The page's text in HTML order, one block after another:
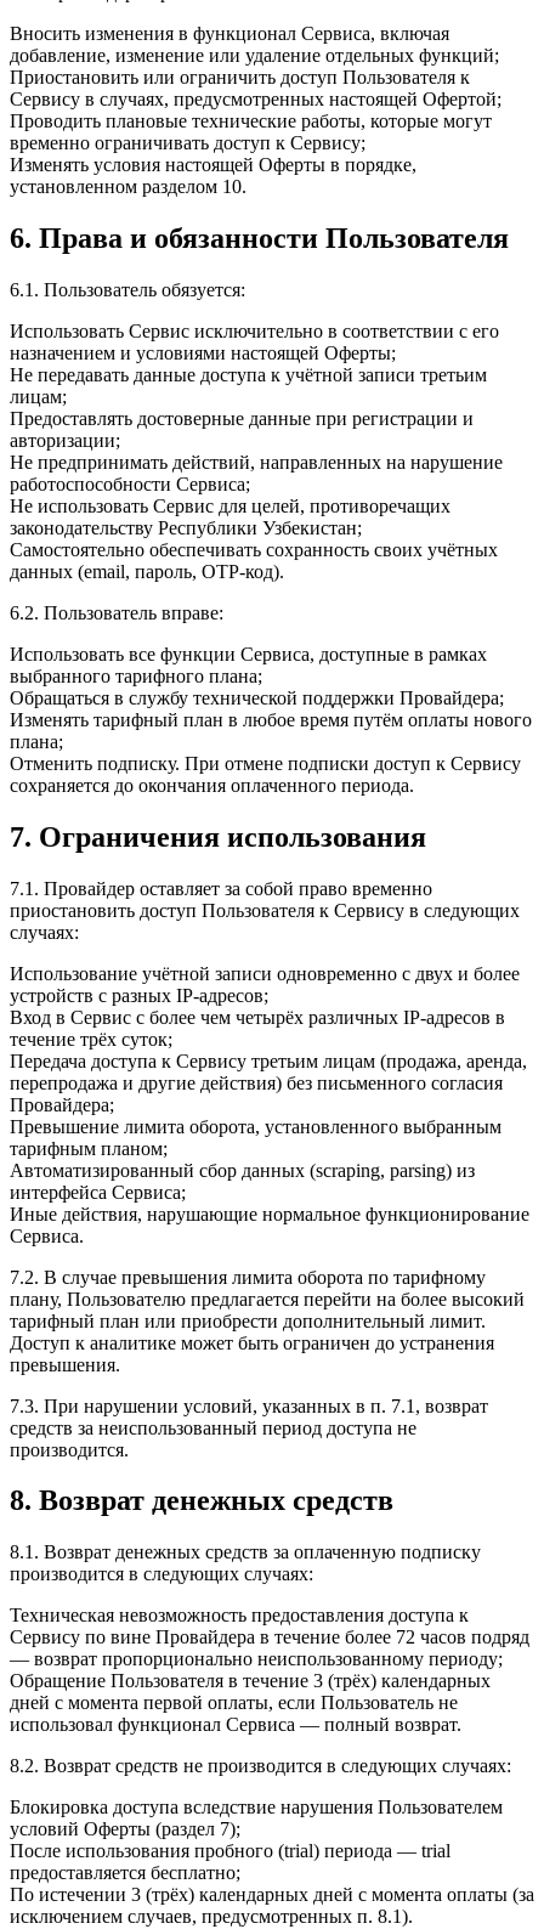
Вносить изменения в функционал Сервиса, включая
добавление, изменение или удаление отдельных функций;
Приостановить или ограничить доступ Пользователя к
Сервису в случаях, предусмотренных настоящей Офертой;
Проводить плановые технические работы, которые могут
временно ограничивать доступ к Сервису;
Изменять условия настоящей Оферты в порядке,
установленном разделом 10.
6. Права и обязанности Пользователя
6.1. Пользователь обязуется:
Использовать Сервис исключительно в соответствии с его
назначением и условиями настоящей Оферты;
Не передавать данные доступа к учётной записи третьим
лицам;
Предоставлять достоверные данные при регистрации и
авторизации;
Не предпринимать действий, направленных на нарушение
работоспособности Сервиса;
Не использовать Сервис для целей, противоречащих
законодательству Республики Узбекистан;
Самостоятельно обеспечивать сохранность своих учётных
данных (email, пароль, OTP-код).
6.2. Пользователь вправе:
Использовать все функции Сервиса, доступные в рамках
выбранного тарифного плана;
Обращаться в службу технической поддержки Провайдера;
Изменять тарифный план в любое время путём оплаты нового
плана;
Отменить подписку. При отмене подписки доступ к Сервису
сохраняется до окончания оплаченного периода.
7. Ограничения использования
7.1. Провайдер оставляет за собой право временно
приостановить доступ Пользователя к Сервису в следующих
случаях:
Использование учётной записи одновременно с двух и более
устройств с разных IP-адресов;
Вход в Сервис с более чем четырёх различных IP-адресов в
течение трёх суток;
Передача доступа к Сервису третьим лицам (продажа, аренда,
перепродажа и другие действия) без письменного согласия
Провайдера;
Превышение лимита оборота, установленного выбранным
тарифным планом;
Автоматизированный сбор данных (scraping, parsing) из
интерфейса Сервиса;
Иные действия, нарушающие нормальное функционирование
Сервиса.
7.2. В случае превышения лимита оборота по тарифному
плану, Пользователю предлагается перейти на более высокий
тарифный план или приобрести дополнительный лимит.
Доступ к аналитике может быть ограничен до устранения
превышения.
7.3. При нарушении условий, указанных в п. 7.1, возврат
средств за неиспользованный период доступа не
производится.
8. Возврат денежных средств
8.1. Возврат денежных средств за оплаченную подписку
производится в следующих случаях:
Техническая невозможность предоставления доступа к
Сервису по вине Провайдера в течение более 72 часов подряд
— возврат пропорционально неиспользованному периоду;
Обращение Пользователя в течение 3 (трёх) календарных
дней с момента первой оплаты, если Пользователь не
использовал функционал Сервиса — полный возврат.
8.2. Возврат средств не производится в следующих случаях:
Блокировка доступа вследствие нарушения Пользователем
условий Оферты (раздел 7);
После использования пробного (trial) периода — trial
предоставляется бесплатно;
По истечении 3 (трёх) календарных дней с момента оплаты (за
исключением случаев, предусмотренных п. 8.1).